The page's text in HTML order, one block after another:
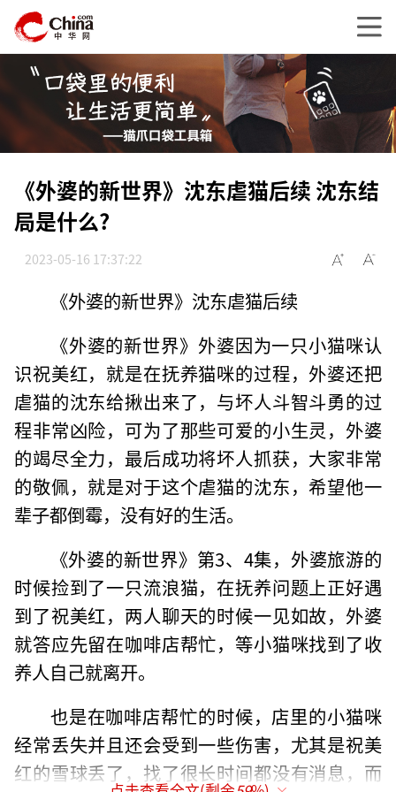
《外婆的新世界》沈东虐猫后续 沈东结
局是什么?
2023-05-16 17:37:22
《外婆的新世界》沈东虐猫后续
《外婆的新世界》外婆因为一只小猫咪认
识祝美红，就是在抚养猫咪的过程，外婆还把
虐猫的沈东给揪出来了，与坏人斗智斗勇的过
程非常凶险，可为了那些可爱的小生灵，外婆
的竭尽全力，最后成功将坏人抓获，大家非常
的敬佩，就是对于这个虐猫的沈东，希望他一
辈子都倒霉，没有好的生活。
《外婆的新世界》第3、4集，外婆旅游的
时候捡到了一只流浪猫，在抚养问题上正好遇
到了祝美红，两人聊天的时候一见如故，外婆
就答应先留在咖啡店帮忙，等小猫咪找到了收
养人自己就离开。
也是在咖啡店帮忙的时候，店里的小猫咪
经常丢失并且还会受到一些伤害，尤其是祝美
红的雪球丢了，找了很长时间都没有消息，而